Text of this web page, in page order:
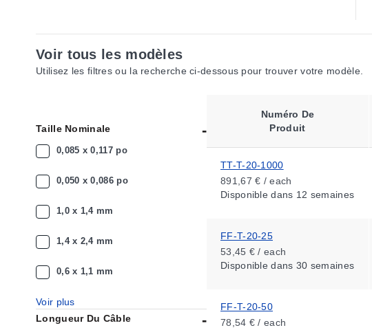
Voir tous les modèles
Utilisez les filtres ou la recherche ci-dessous pour trouver votre modèle.
Taille Nominale
0,085 x 0,117 po
0,050 x 0,086 po
1,0 x 1,4 mm
1,4 x 2,4 mm
0,6 x 1,1 mm
Voir plus
Longueur Du Câble
Numéro De
Produit
TT-T-20-1000
891,67 € / each
Disponible dans 12 semaines
FF-T-20-25
53,45 € / each
Disponible dans 30 semaines
FF-T-20-50
78,54 € / each